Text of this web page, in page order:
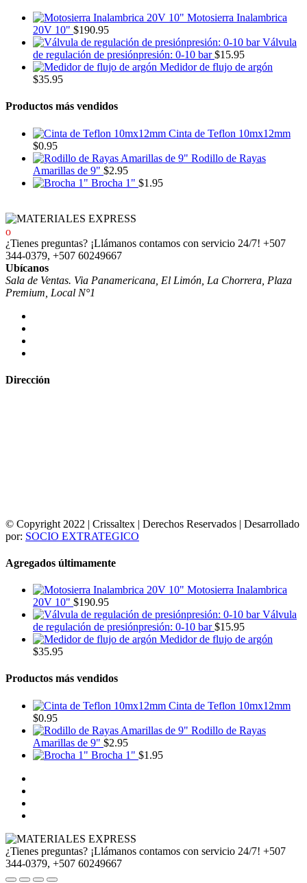
Motosierra Inalambrica
20V 10" $190.95
Válvula
de regulación de presiónpresión: 0-10 bar $15.95
Medidor de flujo de argón
$35.95
Productos más vendidos
Cinta de Teflon 10mx12mm
$0.95
Rodillo de Rayas
Amarillas de 9" $2.95
Brocha 1" $1.95
¿Tienes preguntas? ¡Llámanos contamos con servicio 24/7! +507
344-0379, +507 60249667
Ubícanos
Sala de Ventas. Via Panamericana, El Limón, La Chorrera, Plaza
Premium, Local N°1
Dirección
© Copyright 2022 | Crissaltex | Derechos Reservados | Desarrollado
por: SOCIO EXTRATEGICO
Agregados últimamente
Motosierra Inalambrica
20V 10" $190.95
Válvula
de regulación de presiónpresión: 0-10 bar $15.95
Medidor de flujo de argón
$35.95
Productos más vendidos
Cinta de Teflon 10mx12mm
$0.95
Rodillo de Rayas
Amarillas de 9" $2.95
Brocha 1" $1.95
¿Tienes preguntas? ¡Llámanos contamos con servicio 24/7! +507
344-0379, +507 60249667